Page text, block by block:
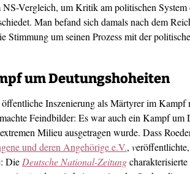
NS-Vergleich, um Kritik am politischen System
Man befand sich damals nach dem
Stimmung um seinen Prozess mit der
um Deutungshoheiten
Inszenierung als Märtyrer im Kampf
Feindbilder: Es war auch ein Kampf um
Milieu ausgetragen wurde. Dass
und deren Angehörige e.V., v
Die Deutsche National-Zeitung